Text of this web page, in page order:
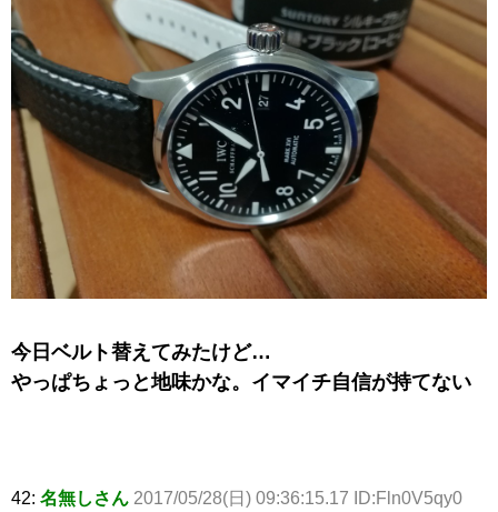
今日ベルト替えてみたけど…
やっぱちょっと地味かな。イマイチ自信が持てない
42: 名無しさん 2017/05/28(日) 09:36:15.17 ID:Fln0V5qy0